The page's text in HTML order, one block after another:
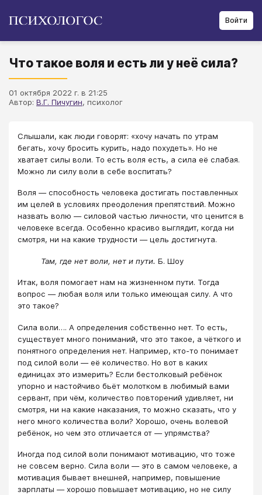
Войти
Что такое воля и есть ли у неё сила?
01 октября 2022 г. в 21:25
Автор: В.Г. Пичугин, психолог
Слышали, как люди говорят: «хочу начать по утрам
бегать, хочу бросить курить, надо похудеть». Но не
хватает силы воли. То есть воля есть, а сила её слабая.
Можно ли силу воли в себе воспитать?
Воля ― способность человека достигать поставленных
им целей в условиях преодоления препятствий. Можно
назвать волю ― силовой частью личности, что ценится в
человеке всегда. Особенно красиво выглядит, когда ни
смотря, ни на какие трудности ― цель достигнута.
Там, где нет воли, нет и пути. Б. Шоу
Итак, воля помогает нам на жизненном пути. Тогда
вопрос ― любая воля или только имеющая силу. А что
это такое?
Сила воли…. А определения собственно нет. То есть,
существует много пониманий, что это такое, а чёткого и
понятного определения нет. Например, кто-то понимает
под силой воли ― её количество. Но вот в каких
единицах это измерить? Если бестолковый ребёнок
упорно и настойчиво бьёт молотком в любимый вами
сервант, при чём, количество повторений удивляет, ни
смотря, ни на какие наказания, то можно сказать, что у
него много количества воли? Хорошо, очень волевой
ребёнок, но чем это отличается от ― упрямства?
Иногда под силой воли понимают мотивацию, что тоже
не совсем верно. Сила воли ― это в самом человеке, а
мотивация бывает внешней, например, повышение
зарплаты ― хорошо повышает мотивацию, но не силу